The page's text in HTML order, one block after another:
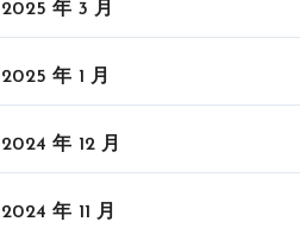
2025 年 3 月
2025 年 1 月
2024 年 12 月
2024 年 11 月